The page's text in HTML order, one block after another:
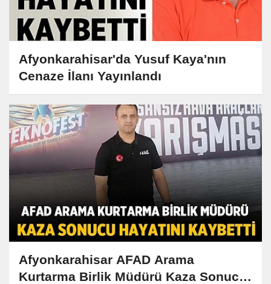
Afyonkarahisar'da Yusuf Kaya'nın
Cenaze İlanı Yayınlandı
Afyonkarahisar AFAD Arama
Kurtarma Birlik Müdürü Kaza Sonucu